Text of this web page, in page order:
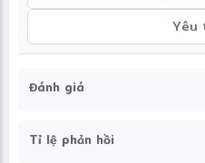
Yêu
Đánh giá
Tỉ lệ phản hồi